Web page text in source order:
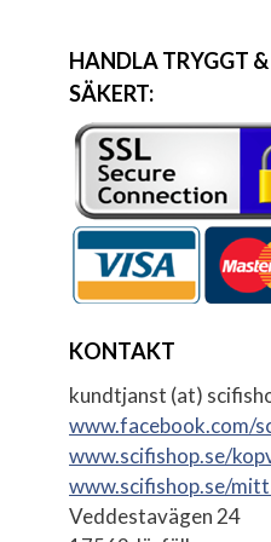
HANDLA TRYGGT &
SÄKERT:
KONTAKT
kundtjanst (at)
www.facebook.com/
www.scifishop.se/
www.scifishop.se/
Veddestavägen 24